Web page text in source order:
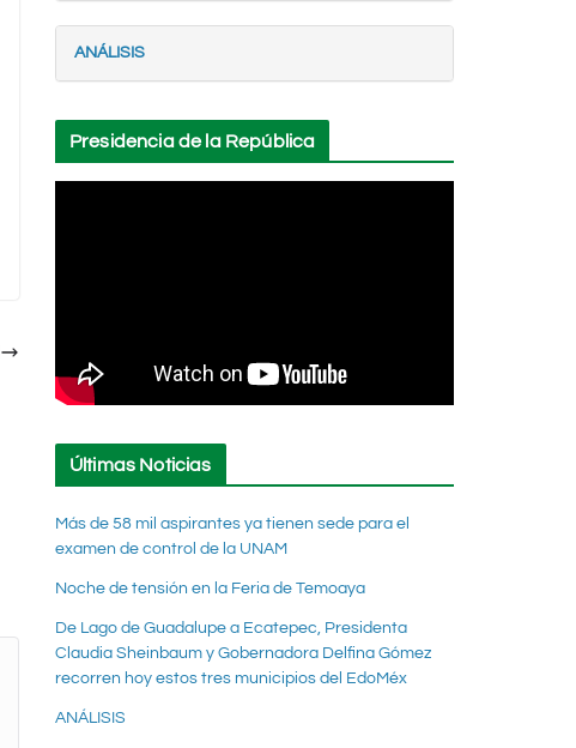
ANÁLISIS
Presidencia de la República
Últimas Noticias
Más de 58 mil aspirantes ya tienen sede para el
examen de control de la UNAM
Noche de tensión en la Feria de Temoaya
De Lago de Guadalupe a Ecatepec, Presidenta
Claudia Sheinbaum y Gobernadora Delfina Gómez
recorren hoy estos tres municipios del EdoMéx
ANÁLISIS